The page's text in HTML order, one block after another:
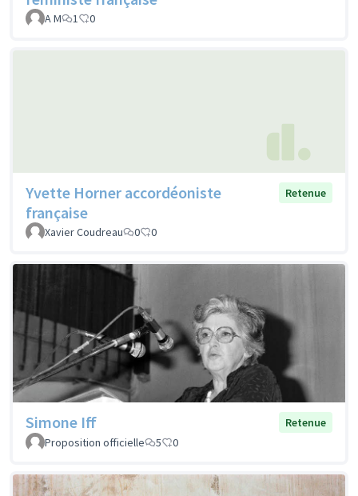
A M 1 0
Yvette Horner accordéoniste
française
Retenue
Xavier Coudreau 0 0
Simone Iff
Retenue
Proposition officielle
5 0